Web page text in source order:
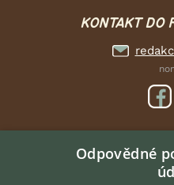
KONTAKT DO
Odpovědné